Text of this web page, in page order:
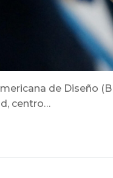
de Diseño
centro…